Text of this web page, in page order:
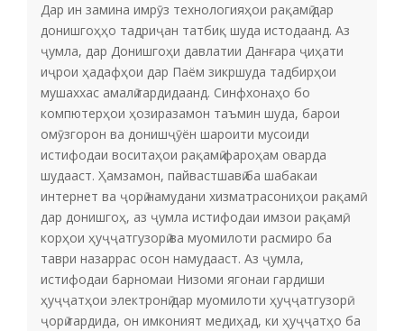
Дар ин замина имрӯз технологияҳои рақамӣ дар
донишгоҳҳо тадриҷан татбиқ шуда истодаанд. Аз
ҷумла, дар Донишгоҳи давлатии Данғара ҷиҳати
иҷрои ҳадафҳои дар Паём зикршуда тадбирҳои
мушаххас амалӣ гардидаанд. Синфхонаҳо бо
компютерҳои ҳозиразамон таъмин шуда, барои
омӯзгорон ва донишҷӯён шароити мусоиди
истифодаи воситаҳои рақамӣ фароҳам оварда
шудааст. Ҳамзамон, пайвастшавӣ ба шабакаи
интернет ва ҷорӣ намудани хизматрасониҳои рақамӣ
дар донишгоҳ, аз ҷумла истифодаи имзои рақамӣ,
корҳои ҳуҷҷатгузорӣ ва муомилоти расмиро ба
таври назаррас осон намудааст. Аз ҷумла,
истифодаи барномаи Низоми ягонаи гардиши
ҳуҷҷатҳои электронӣ дар муомилоти ҳуҷҷатгузорӣ
ҷорӣ гардида, он имконият медиҳад, ки ҳуҷҷатҳо ба